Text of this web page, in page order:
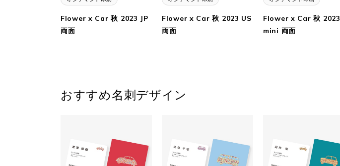
Flower x Car 秋 2023 JP
両面
Flower x Car 秋 2023 US
両面
Flower x Car 秋 2023
mini 両面
おすすめ名刺デザイン